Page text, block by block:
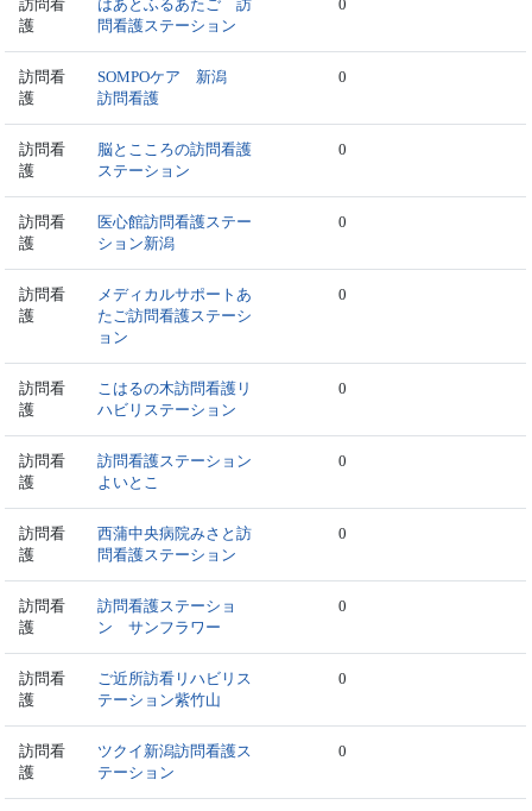
訪問看
護
はあとふるあたご 訪
問看護ステーション
0
訪問看
護
SOMPOケア 新潟
訪問看護
0
訪問看
護
脳とこころの訪問看護
ステーション
0
訪問看
護
医心館訪問看護ステー
ション新潟
0
訪問看
護
メディカルサポートあ
たご訪問看護ステーシ
ョン
0
訪問看
護
こはるの木訪問看護リ
ハビリステーション
0
訪問看
護
訪問看護ステーション
よいとこ
0
訪問看
護
西蒲中央病院みさと訪
問看護ステーション
0
訪問看
護
訪問看護ステーショ
ン サンフラワー
0
訪問看
護
ご近所訪看リハビリス
テーション紫竹山
0
訪問看
護
ツクイ新潟訪問看護ス
テーション
0